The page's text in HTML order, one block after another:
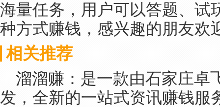
海量任务，用户可以答题、试
种方式赚钱，感兴趣的朋友欢
相关推荐
溜溜赚：是一款由石家庄卓
发，全新的一站式资讯赚钱服